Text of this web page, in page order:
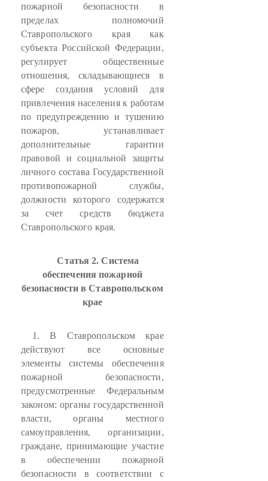
пожарной безопасности в
пределах полномочий
Ставропольского края как
субъекта Российской Федерации,
регулирует общественные
отношения, складывающиеся в
сфере создания условий для
привлечения населения к работам
по предупреждению и тушению
пожаров, устанавливает
дополнительные гарантии
правовой и социальной защиты
личного состава Государственной
противопожарной службы,
должности которого содержатся
за счет средств бюджета
Ставропольского края.
Статья 2. Система
обеспечения пожарной
безопасности в Ставропольском
крае
1. В Ставропольском крае
действуют все основные
элементы системы обеспечения
пожарной безопасности,
предусмотренные Федеральным
законом: органы государственной
власти, органы местного
самоуправления, организации,
граждане, принимающие участие
в обеспечении пожарной
безопасности в соответствии с